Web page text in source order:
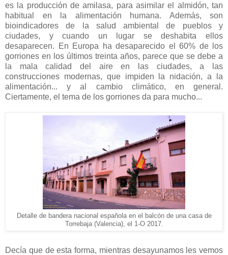
es la producción de amilasa, para asimilar el almidón, tan
habitual en la alimentación humana. Además, son
bioindicadores de la salud ambiental de pueblos y
ciudades, y cuando un lugar se deshabita ellos
desaparecen. En Europa ha desaparecido el 60% de los
gorriones en los últimos treinta años, parece que se debe a
la mala calidad del aire en las ciudades, a las
construcciones modernas, que impiden la nidación, a la
alimentación... y al cambio climático, en general.
Ciertamente, el tema de los gorriones da para mucho...
Detalle de bandera nacional española en el balcón de una casa de
Torrebaja (Valencia), el 1-O 2017.
Decía que de esta forma, mientras desayunamos les vemos